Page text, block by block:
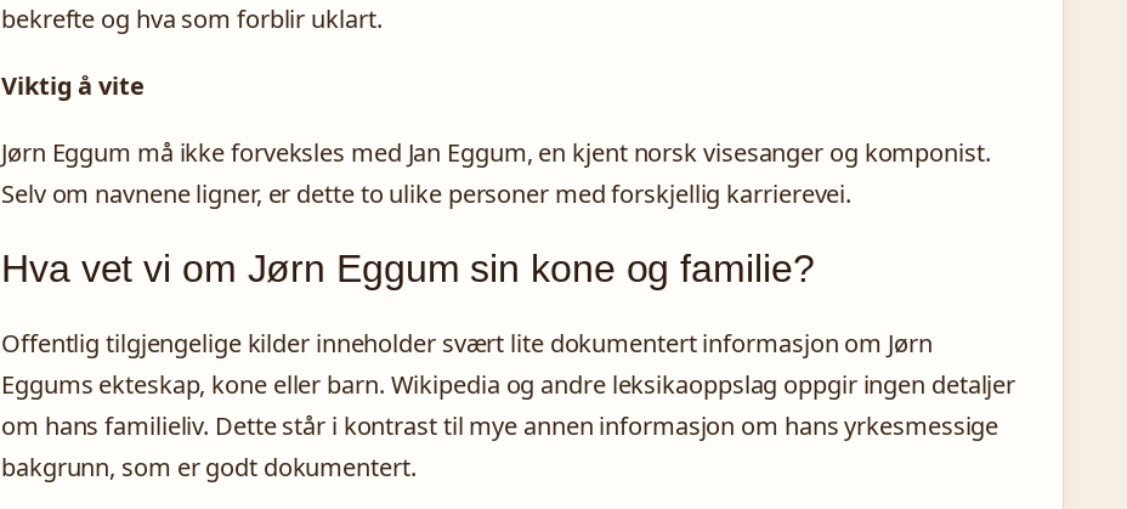
bekrefte og hva som forblir uklart.
Viktig å vite
Jørn Eggum må ikke forveksles med Jan Eggum, en kjent norsk visesanger og komponist.
Selv om navnene ligner, er dette to ulike personer med forskjellig karrierevei.
Hva vet vi om Jørn Eggum sin kone og familie?
Offentlig tilgjengelige kilder inneholder svært lite dokumentert informasjon om Jørn
Eggums ekteskap, kone eller barn. Wikipedia og andre leksikaoppslag oppgir ingen detaljer
om hans familieliv. Dette står i kontrast til mye annen informasjon om hans yrkesmessige
bakgrunn, som er godt dokumentert.